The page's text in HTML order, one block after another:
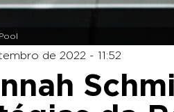
de 2022 - 11:52